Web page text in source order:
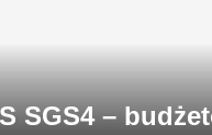
SGS4 –